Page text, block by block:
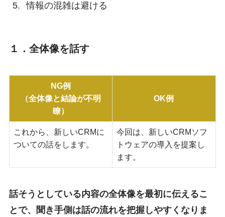
情報の混雑は避ける
１．全体像を話す
NG例
（全体像と結論が不明
瞭）
OK例
これから、新しいCRMに
ついての話をします。
今回は、新しいCRMソフ
トウェアの導入を提案し
ます。
話そうとしている内容の全体像を最初に伝えるこ
とで、聞き手側は話の流れを把握しやすくなりま